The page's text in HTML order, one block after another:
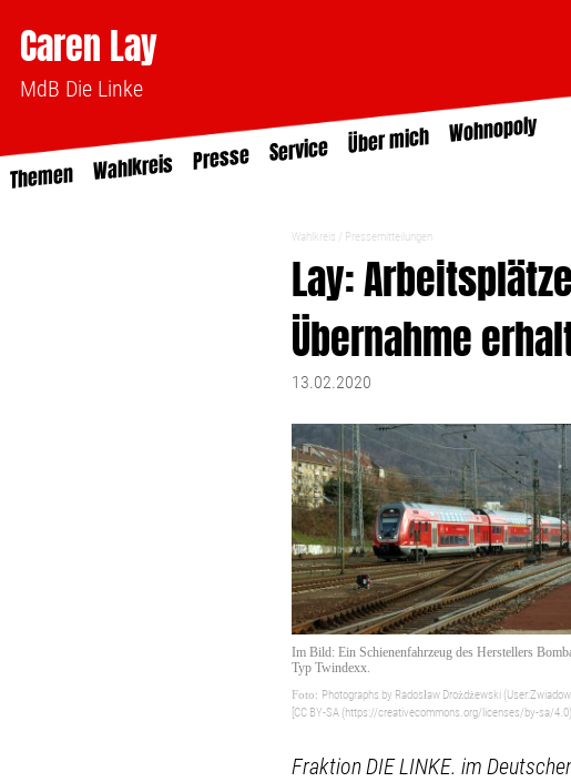
Caren Lay
MdB Die Linke
Themen Wahlkreis Presse Service Über mich Wohnopoly
Wahlkreis Pressemitteilungen
Lay:
Übernahme
13.02.2020
Im Bild: Ein Schienenfahrzeug des Herstellers
Typ Twindexx.
Photographs by Radosław Drożdżewski
[CC BY-SA (https://creativecommons.org/licenses/by-sa/4.0)]
Fraktion DIE LINKE. im